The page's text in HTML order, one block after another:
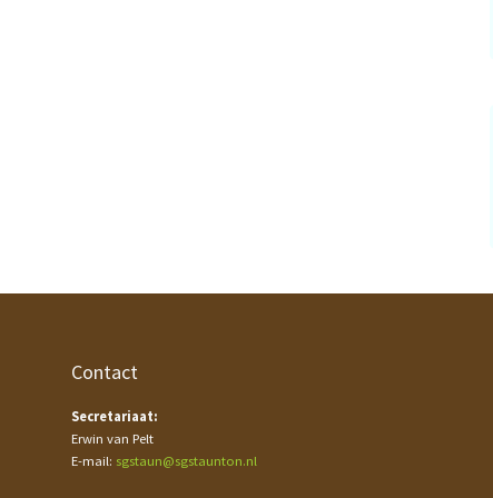
Contact
Secretariaat:
Erwin van Pelt
E-mail: sgstaun@sgstaunton.nl